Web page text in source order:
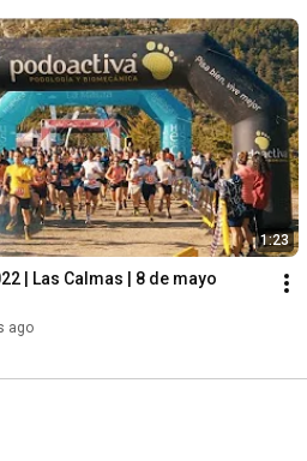
1:23
| Las Calmas | 8 de mayo
ago